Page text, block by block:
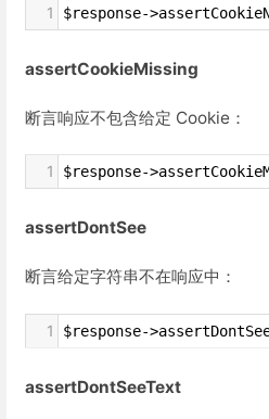
1 $response-
assertCookieMissing
断言响应不包含给定 Cookie：
1 $response-
assertDontSee
断言给定字符串不在响应中：
1 $response-
assertDontSeeText